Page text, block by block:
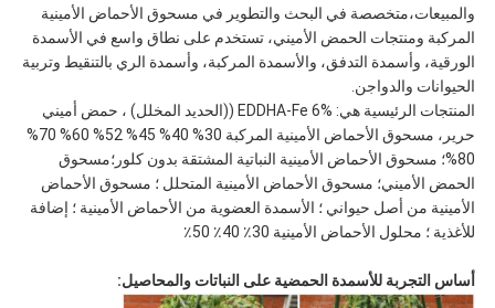
والمبيعات،متخصصة في البحث والتطوير في مسحوق الأحماض الأمينية
المركبة ومنتجات الحمض الأميني، تستخدم على نطاق واسع في الأسمدة
الورقية، وأسمدة التدفق، والأسمدة المركبة، وأسمدة الري بالتنقيط وتربية
الحيوانات والدواجن.
المنتجات الرئيسية هي: EDDHA-Fe 6% ((الحديد المخلل) ، حمض أميني
حرير، مسحوق الأحماض الأمينية المركبة 30% 40% 45% 52% 60% 70%
80%؛ مسحوق الأحماض الأمينية النباتية المشتقة بدون كلور؛مسحوق
الحمض الأميني؛ مسحوق الأحماض الأمينية المتحلل ؛ مسحوق الأحماض
الأمينية من أصل حيواني ؛ الأسمدة العضوية من الأحماض الأمينية ؛ إضافة
للأغذية ؛ محلول الأحماض الأمينية 30٪ 40٪ 50٪
أساس التجربة للأسمدة الحمضية على النباتات والمحاصيل: